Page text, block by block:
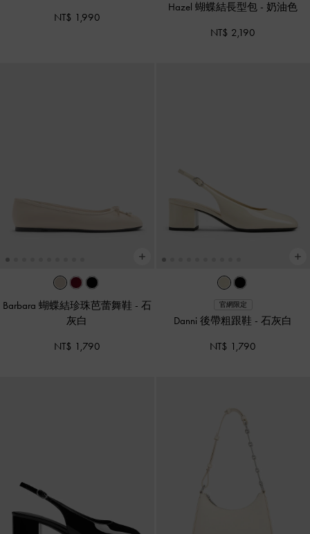
NT$ 1,990
Hazel 蝴蝶結長型包 - 奶油色
NT$ 2,190
Barbara 蝴蝶結珍珠芭蕾舞鞋 - 石
灰白
NT$ 1,790
官網限定
Danni 後帶粗跟鞋 -石灰白
NT$ 1,790